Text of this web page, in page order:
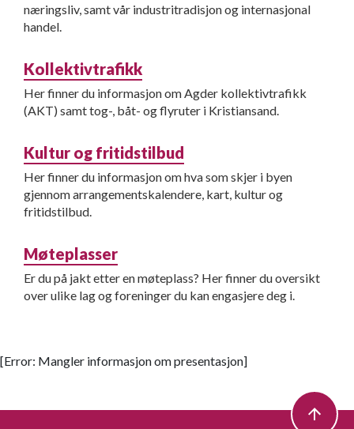
næringsliv, samt vår industritradisjon og internasjonal
handel.
Kollektivtrafikk
Her finner du informasjon om Agder kollektivtrafikk
(AKT) samt tog-, båt- og flyruter i Kristiansand.
Kultur og fritidstilbud
Her finner du informasjon om hva som skjer i byen
gjennom arrangementskalendere, kart, kultur og
fritidstilbud.
Møteplasser
Er du på jakt etter en møteplass? Her finner du oversikt
over ulike lag og foreninger du kan engasjere deg i.
[Error: Mangler informasjon om presentasjon]